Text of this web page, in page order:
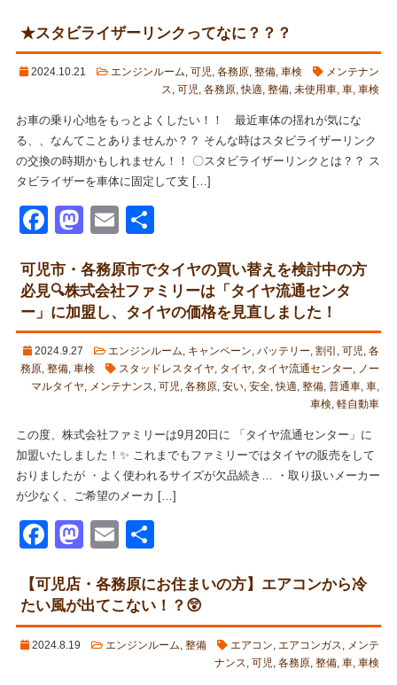
★スタビライザーリンクってなに？？？
2024.10.21 エンジンルーム 可児 各務原, 整備, 車検
メンテナン
ス
可児 各務原,快適 整備, 未使用車, 車, 車検
お車の乗り心地をもっとよくしたい！！ 最近車体の揺れが気にな
る、、なんてことありませんか？？ そんな時はスタビライザーリンク
の交換の時期かもしれません！！ 〇スタビライザーリンクとは？？ ス
タビライザーを車体に固定して支 […]
Facebook
Mastodon
Email
可児市・各務原市でタイヤの買い替えを検討中の方
必見🔍株式会社ファミリーは「タイヤ流通センタ
ー」に加盟し、タイヤの価格を見直しました！
2024.9.27 エンジンルーム キャンペーン バッテリー 割引 可児
各
務原
整備, 車検 スタッドレスタイヤ タイヤ タイヤ流通センター
ノー
マルタイヤ
メンテナンス 可児 各務原 安い, 安全,快適 整備, 普通車, 車,
車検 軽自動車
この度、株式会社ファミリーは9月20日に 「タイヤ流通センター」に
加盟いたしました！✨ これまでもファミリーではタイヤの販売をして
おりましたが ・よく使われるサイズが欠品続き… ・取り扱いメーカー
が少なく、ご希望のメーカ […]
Facebook
Mastodon
Email
【可児店・各務原にお住まいの方】エアコンから冷
たい風が出てこない！？😲
2024.8.19 エンジンルーム 整備 エアコン エアコンガス
メンテ
ナンス
可児 各務原, 整備, 車, 車検